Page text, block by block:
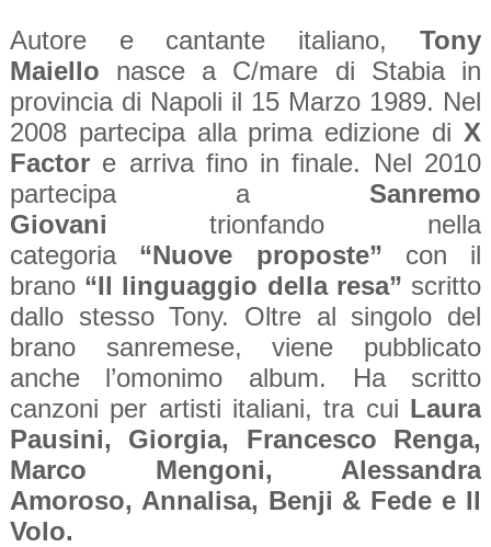
Autore e cantante italiano,Tony
Maiello nasce a C/mare di Stabia in
provincia di Napoli il 15 Marzo 1989. Nel
2008 partecipa alla prima edizione di X
Factore arriva fino in finale. Nel 2010
partecipa a Sanremo
Giovani trionfando nella
categoria “Nuove proposte” con il
brano “Il linguaggio della resa” scritto
dallo stesso Tony. Oltre al singolo del
brano sanremese, viene pubblicato
anche l’omonimo album. Ha scritto
canzoni per artisti italiani, tra cui Laura
Pausini, Giorgia, Francesco Renga,
Marco Mengoni, Alessandra
Amoroso, Annalisa, Benji & Fede e Il
Volo.